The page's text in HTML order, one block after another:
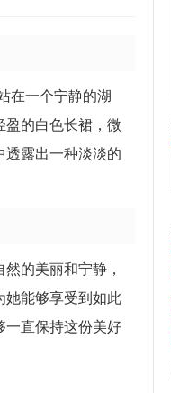
在一个宁静的湖
盈的白色长裙，微
透露出一种淡淡的
的美丽和宁静，
她能够享受到如此
一直保持这份美好